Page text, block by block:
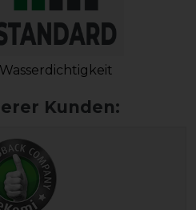
Wasserdichtigkeit